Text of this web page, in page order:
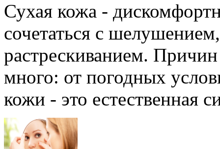
Сухая кожа -
сочетаться с
растрескиванием.
много: от погодных
кожи - это естественная